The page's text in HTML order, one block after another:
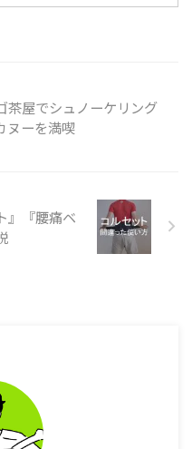
茶屋でシュノーケリング
ヌーを満喫
』『腰痛ベ